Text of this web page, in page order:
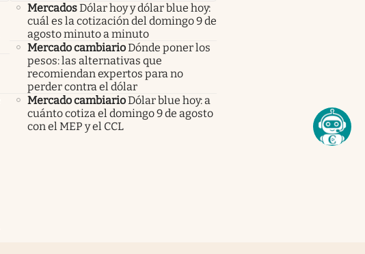
MercadosDólar hoy y dólar blue hoy:
cuál es la cotización del domingo 9 de
agosto minuto a minuto
Mercado cambiarioDónde poner los
pesos: las alternativas que
recomiendan expertos para no
perder contra el dólar
Mercado cambiarioDólar blue hoy: a
cuánto cotiza el domingo 9 de agosto
con el MEP y el CCL